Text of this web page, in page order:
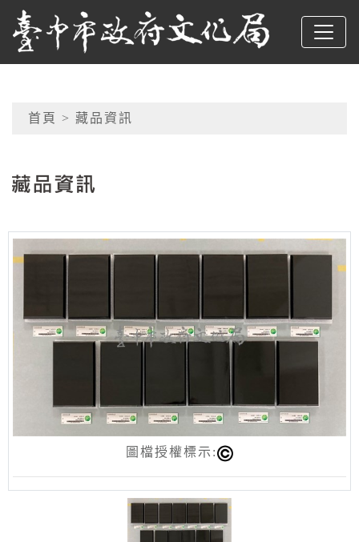
跳到主要內容
臺中市政府文化局
網頁導覽
首頁 > 藏品資訊
圖檔授權標示: